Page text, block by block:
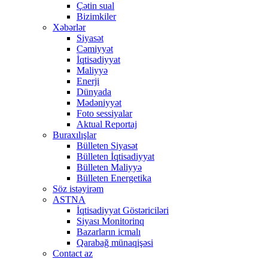
Çətin sual
Bizimkiler
Xəbərlər
Siyasət
Cəmiyyət
İqtisadiyyat
Maliyyə
Enerji
Dünyada
Mədəniyyət
Foto sessiyalar
Aktual Reportaj
Buraxılışlar
Bülleten Siyasət
Bülleten İqtisadiyyat
Bülleten Maliyyə
Bülleten Energetika
Söz istəyirəm
ASTNA
İqtisadiyyat Göstəriciləri
Siyası Monitorinq
Bazarların icmalı
Qarabağ münaqişəsi
Contact az